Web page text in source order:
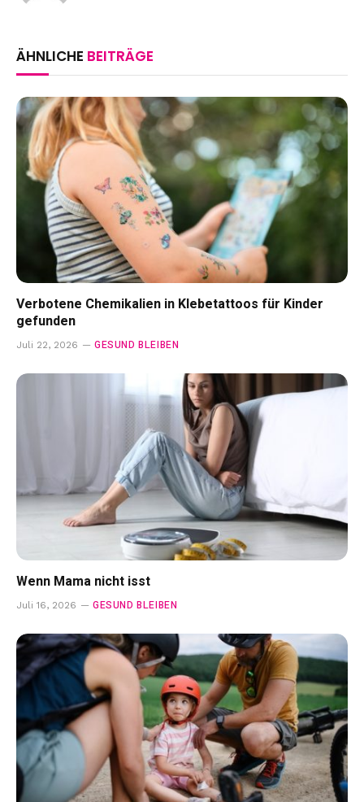
ÄHNLICHE BEITRÄGE
Verbotene Chemikalien in Klebetattoos für Kinder
gefunden
Juli 22, 2026 GESUND BLEIBEN
Wenn Mama nicht isst
Juli 16, 2026 GESUND BLEIBEN